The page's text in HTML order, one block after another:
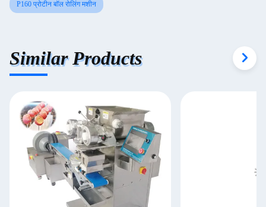
प्रस्तुत
P160 प्रोटीन बॉल रोलिंग मशीन
Similar Products